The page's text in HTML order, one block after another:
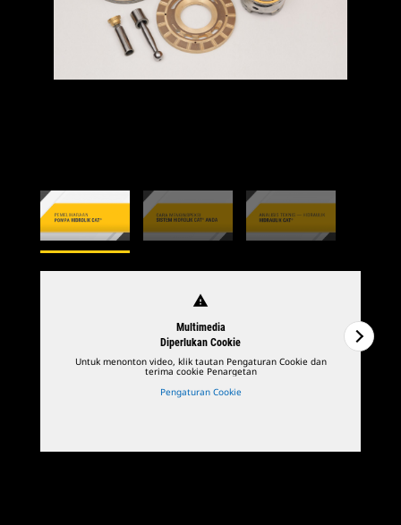
warning
Multimedia
Diperlukan Cookie
Untuk menonton video, klik tautan Pengaturan Cookie dan
terima cookie Penargetan
Pengaturan Cookie